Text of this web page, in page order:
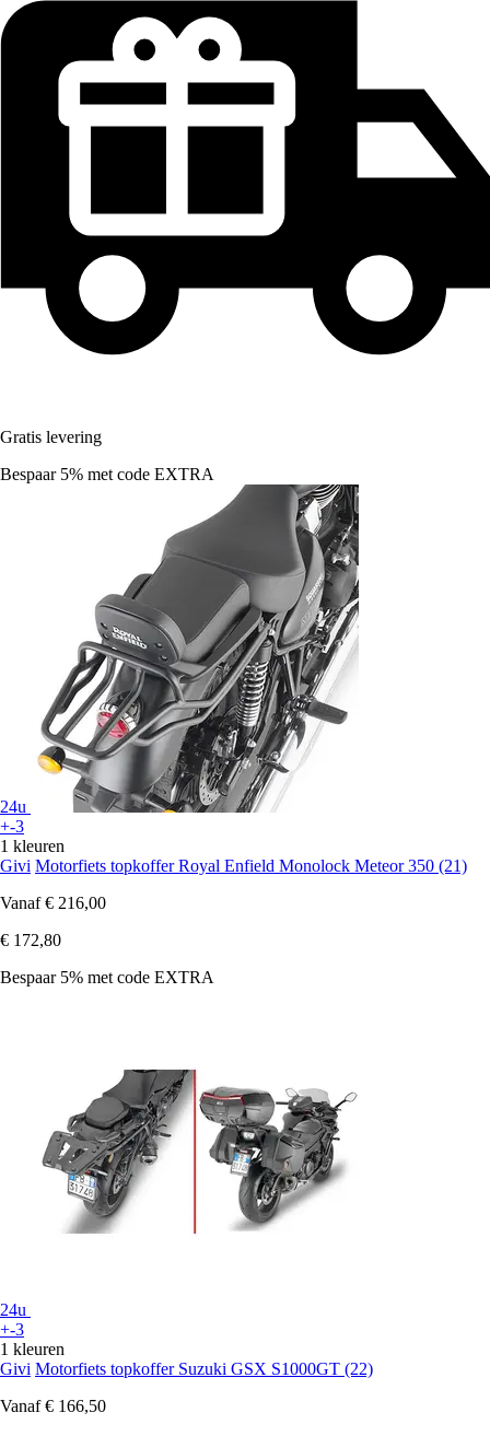
Gratis levering
Bespaar 5% met code EXTRA
24u
+-3
1 kleuren
Givi Motorfiets topkoffer Royal Enfield Monolock Meteor 350 (21)
Vanaf € 216,00
€ 172,80
Bespaar 5% met code EXTRA
24u
+-3
1 kleuren
Givi Motorfiets topkoffer Suzuki GSX S1000GT (22)
Vanaf € 166,50